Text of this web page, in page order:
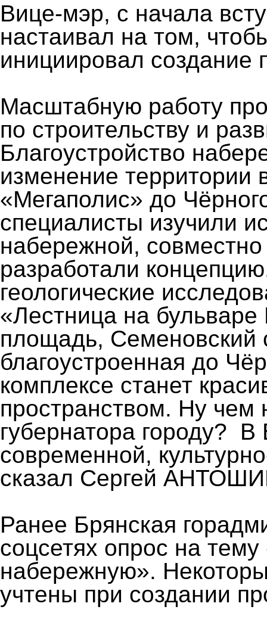
Вице-мэр, с начала
настаивал на том,
инициировал создание
Масштабную работу
по строительству и
Благоустройство
изменение территории
«Мегаполис» до
специалисты изучили
набережной,
разработали
геологические
«Лестница на бульваре
площадь, Семеновский
благоустроенная до
комплексе станет
пространством. Ну чем
губернатора городу?
современной,
сказал Сергей
Ранее Брянская
соцсетях опрос на
набережную».
учтены при создании